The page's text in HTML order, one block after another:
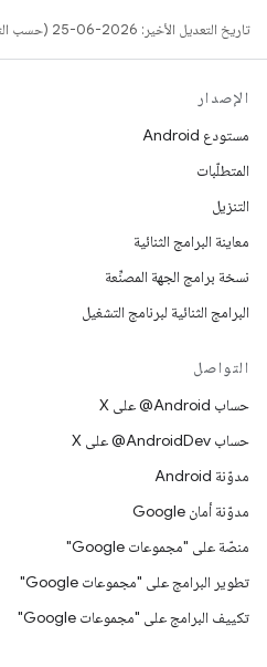
تاريخ التعديل الأخير: 2026-06-25 (حسب التوقيت العالمي المتفَّق عليه)
الإصدار
مستودع Android
المتطلّبات
التنزيل
معاينة البرامج الثنائية
نسخة برامج الجهة المصنِّعة
البرامج الثنائية لبرنامج التشغيل
التواصل
حساب ‎@Android على X
حساب ‎@AndroidDev على X
مدوّنة Android
مدوّنة أمان Google
منصّة على "مجموعات Google"
تطوير البرامج على "مجموعات Google"
تكييف البرامج على "مجموعات Google"